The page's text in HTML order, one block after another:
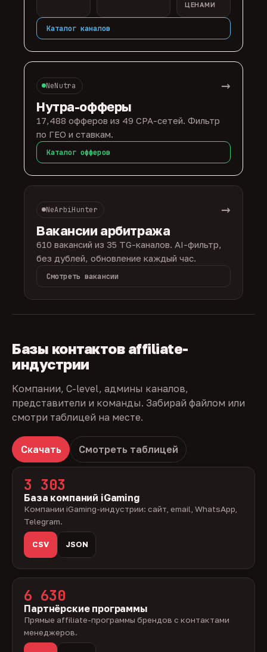
ЦЕНАМИ
Каталог каналов
NeNutra →
Нутра-офферы
17,488 офферов из 49 CPA-сетей. Фильтр
по ГЕО и ставкам.
Каталог офферов
NeArbiHunter →
Вакансии арбитража
610 вакансий из 35 TG-каналов. AI-фильтр,
без дублей, обновление каждый час.
Смотреть вакансии
Базы контактов affiliate-
индустрии
Компании, C-level, админы каналов,
представители и команды. Забирай файлом или
смотри таблицей на месте.
Скачать Смотреть таблицей
3 303
База компаний iGaming
Компании iGaming-индустрии: сайт, email, WhatsApp,
Telegram.
CSV JSON
6 630
Партнёрские программы
Прямые affiliate-программы брендов с контактами
менеджеров.